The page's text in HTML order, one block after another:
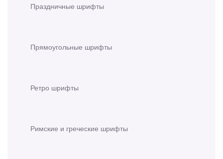
Праздничные шрифты
Прямоугольные шрифты
Ретро шрифты
Римские и греческие шрифты